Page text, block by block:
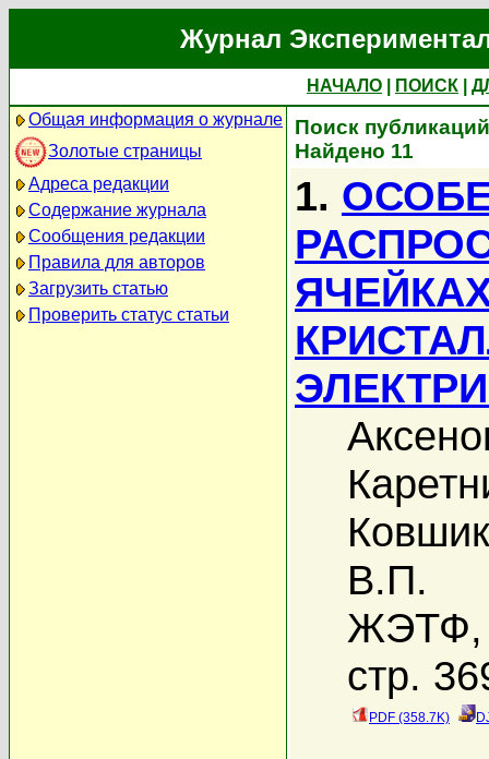
Журнал
НАЧАЛО ПОИСК
Общая информация о журнале
Золотые страницы
Адреса редакции
Содержание журнала
Сообщения редакции
Правила для авторов
Загрузить статью
Проверить статус статьи
Поиск
Найдено 11
1.
В.П.
ЖЭТФ,
стр.
PDF (358.7K)